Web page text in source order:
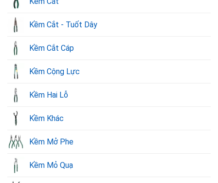
Kềm Cắt - Tuốt Dây
Kềm Cắt Cáp
Kềm Cộng Lực
Kềm Hai Lỗ
Kềm Khác
Kềm Mở Phe
Kềm Mỏ Quạ